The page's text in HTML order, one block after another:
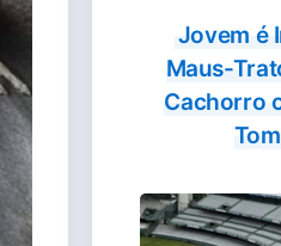
Jovem é
Maus-
Cachorro